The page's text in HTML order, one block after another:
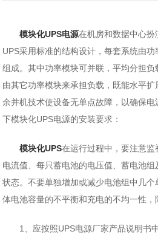
模块化UPS电源在机房和数据中心
UPS采用标准的结构设计，每套系统由
组成。其中功率模块可并联，平均分担负
由其它功率模块来承担负载，既能水平
余并机技术使设备无单点故障，以确保
下模块化UPS电源的安装要求：
模块化UPS在运行过程中，要注意
电流值、每只蓄电池的电压值、蓄电池
状态。不要单独增加或减少电池组中几
体电池容量的不平衡和充电的不均一性，
1、应按照UPS电源厂家产品说明书